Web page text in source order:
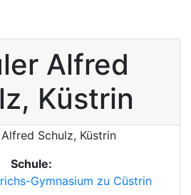
Alfred
, Küstrin
Schule:
Gymnasium zu Cüstrin